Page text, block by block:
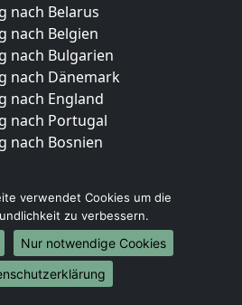
nach Belarus
nach Belgien
nach Bulgarien
nach Dänemark
nach England
nach Portugal
nach Bosnien
nach Lettland
nach Zypern
nach Kroatien
nach Estland
nach Finnland
verwendet Cookies um die
zu verbessern.
Nur notwendige Cookies